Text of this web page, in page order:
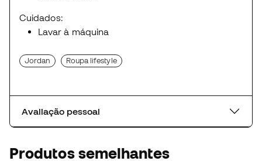
Cuidados:
Lavar à máquina
Jordan Roupa lifestyle
Avaliação pessoal
Produtos semelhantes